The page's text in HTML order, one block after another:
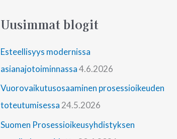
Uusimmat blogit
Esteellisyys modernissa
asianajotoiminnassa4.6.2026
Vuorovaikutusosaaminen prosessioikeuden
toteutumisessa24.5.2026
Suomen Prosessioikeusyhdistyksen